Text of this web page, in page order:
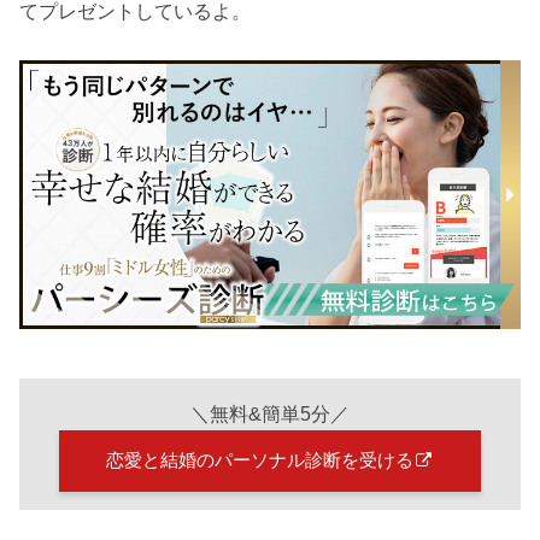
てプレゼントしているよ。
＼無料&簡単5分／
恋愛と結婚のパーソナル診断を受ける